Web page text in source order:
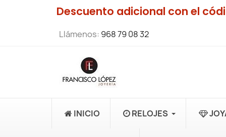
Descuento adicional con el
Llámenos: 968 79 08 32
INICIO RELOJES